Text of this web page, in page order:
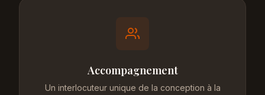
Accompagnement
Un interlocuteur unique de la conception à la